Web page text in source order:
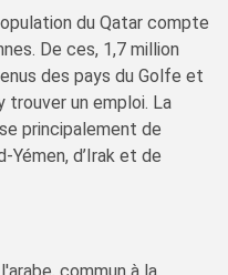
du Qatar compte
De ces, 1,7 million
des pays du Golfe et
trouver un emploi. La
principalement de
Yémen, d’Irak et de